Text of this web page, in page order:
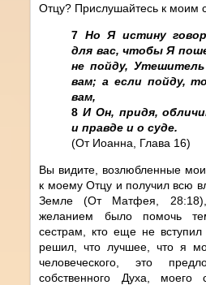
Отцу? Прислушайтесь к моим
7 Но Я истину
для вас, чтобы Я
не пойду,
вам; а если пойду,
вам,
8И Он, придя,
и правде и о суде.
(От Иоанна, Глава 16)
Вы видите, возлюбленные
к моему Отцу и получил всю
Земле (От Матфея,
желанием было помочь
сестрам, кто еще не
решил, что лучшее, что я
человеческого, это
собственного Духа, моего